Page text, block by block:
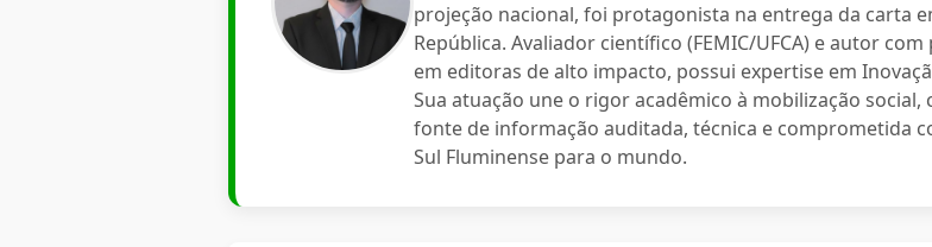
projeção nacional, foi protagonista na entrega da carta
República. Avaliador científico (FEMIC/UFCA) e autor
em editoras de alto impacto, possui expertise em
Sua atuação une o rigor acadêmico à mobilização
fonte de informação auditada, técnica e comprometida
Sul Fluminense para o mundo.